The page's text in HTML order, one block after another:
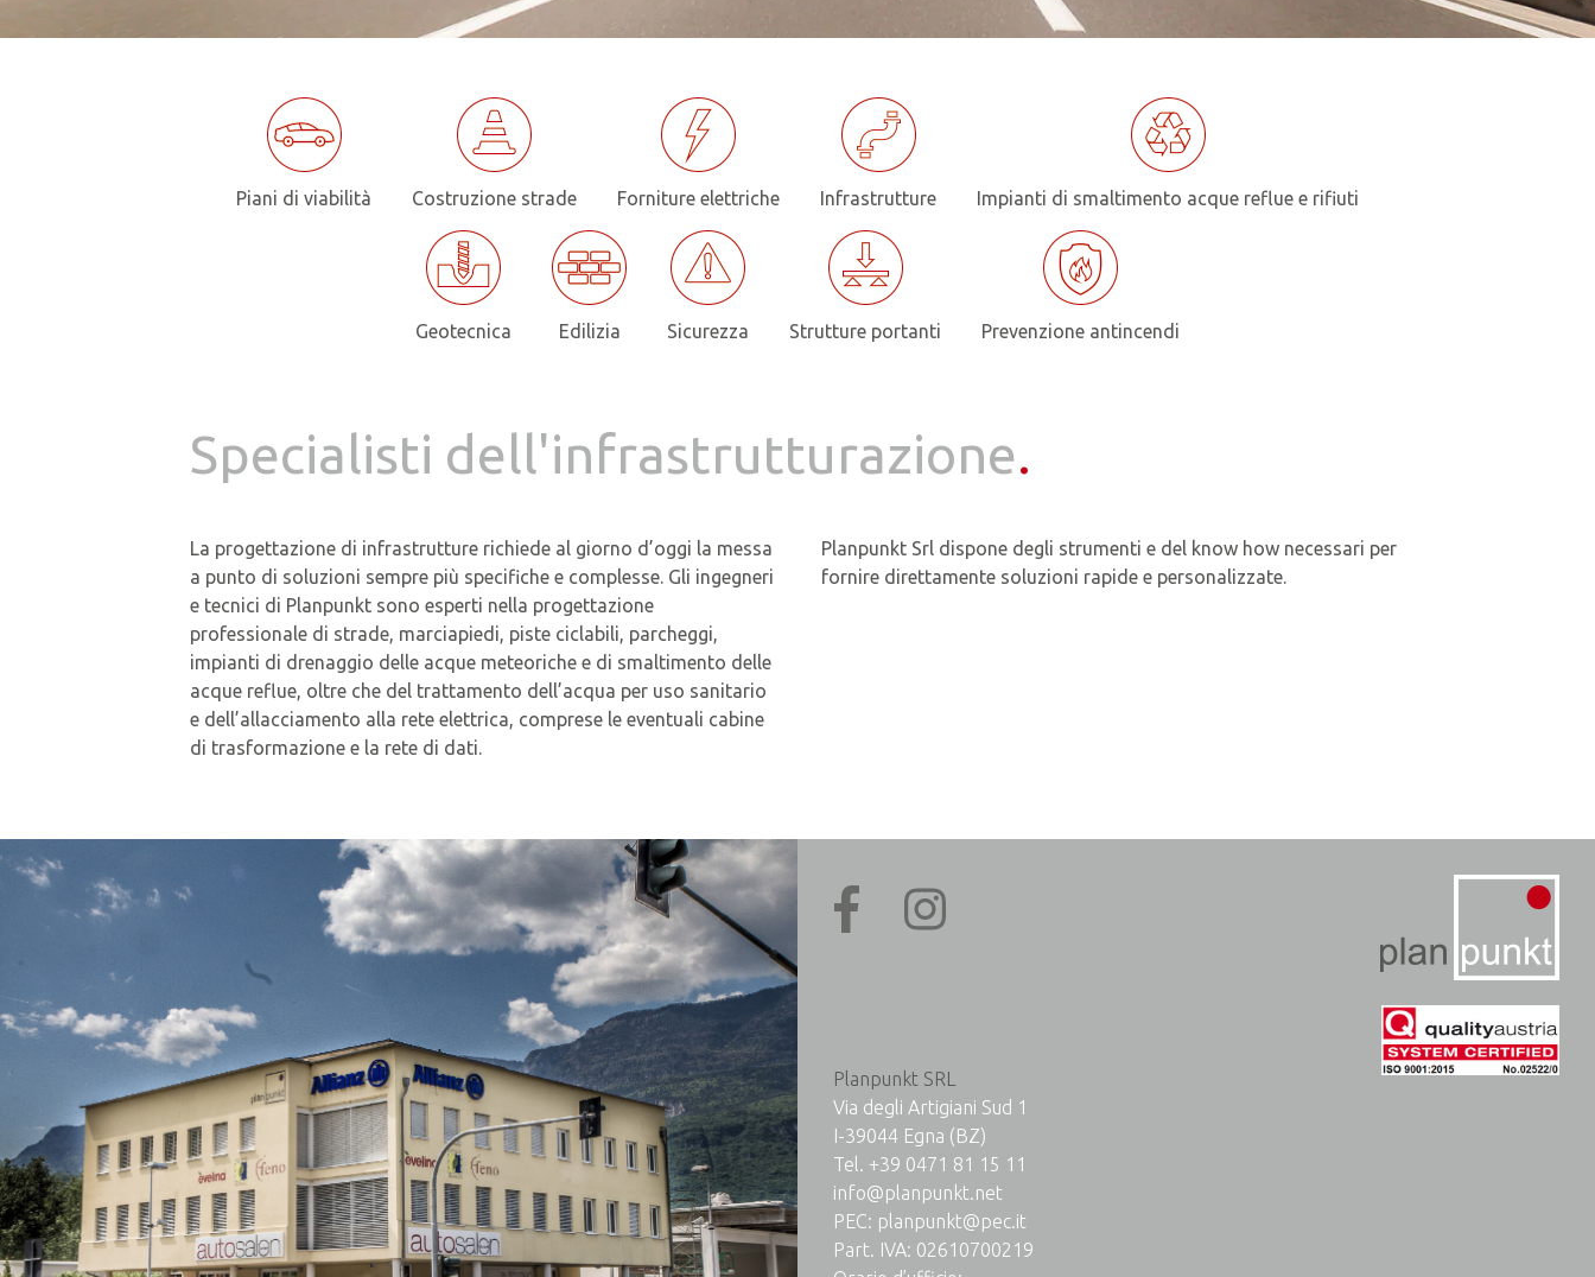
Piani di viabilità Costruzione strade Forniture elettriche Infrastrutture Impianti di smaltimento acque reflue e rifiuti
Geotecnica Edilizia Sicurezza Strutture portanti Prevenzione antincendi
Specialisti dell'infrastrutturazione.
La progettazione di infrastrutture richiede al giorno d’oggi la messa
a punto di soluzioni sempre più specifiche e complesse. Gli ingegneri
e tecnici di Planpunkt sono esperti nella progettazione
professionale di strade, marciapiedi, piste ciclabili, parcheggi,
impianti di drenaggio delle acque meteoriche e di smaltimento delle
acque reflue, oltre che del trattamento dell’acqua per uso sanitario
e dell’allacciamento alla rete elettrica, comprese le eventuali cabine
di trasformazione e la rete di dati.
Planpunkt Srl dispone degli strumenti e del know how necessari per
fornire direttamente soluzioni rapide e personalizzate.
Planpunkt SRL
Via degli Artigiani Sud 1
I-39044 Egna (BZ)
Tel. +39 0471 81 15 11
info@planpunkt.net
PEC: planpunkt@pec.it
Part. IVA: 02610700219